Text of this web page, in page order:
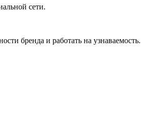
сети.
бренда и работать на узнаваемость.